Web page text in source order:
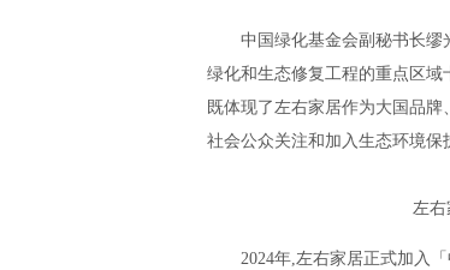
中国绿化基金会副秘书长缪
绿化和生态修复工程的重点区
既体现了左右家居作为大国品
社会公众关注和加入生态环境保
左右
2024年,左右家居正式加入